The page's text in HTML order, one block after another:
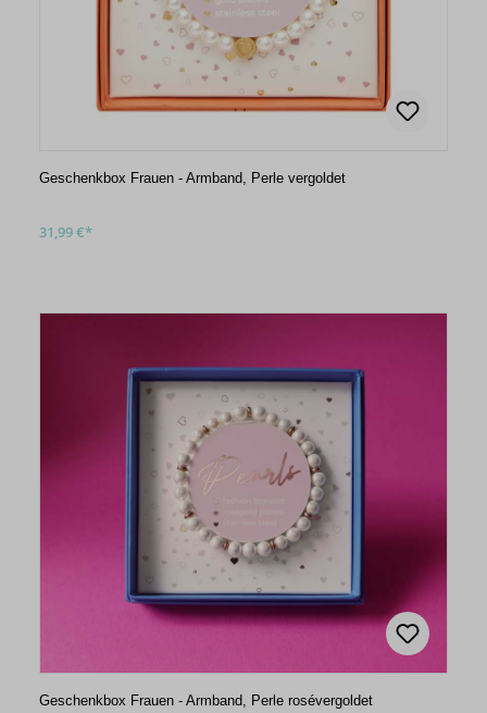
Geschenkbox Frauen - Armband, Perle vergoldet
31,99 €*
Geschenkbox Frauen - Armband, Perle rosévergoldet